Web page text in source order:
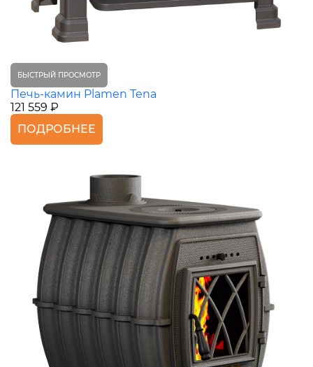
БЫСТРЫЙ ПРОСМОТР
Печь-камин Plamen Tena
121 559 ₽
ПОДРОБНЕЕ